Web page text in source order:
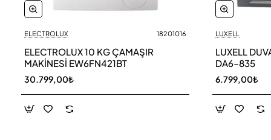
ELECTROLUX 18201016
ELECTROLUX 10 KG ÇAMAŞIR
MAKİNESİ EW6FN421BT
30.799,00₺
LUXELL
LUXELL
DA6-835
6.799,00₺